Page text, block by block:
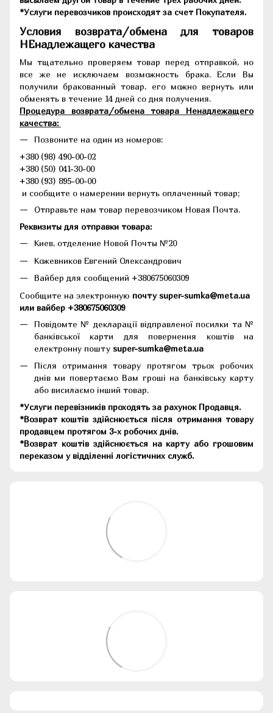
*Услуги перевозчиков происходят за счет Покупателя.
Условия возврата/обмена для товаров
НЕнадлежащего качества
Мы тщательно проверяем товар перед отправкой, но
все же не исключаем возможность брака. Если Вы
получили бракованный товар, его можно вернуть или
обменять в течение 14 дней со дня получения.
Процедура возврата/обмена товара Ненадлежащего
качества:
Позвоните на один из номеров:
+380 (98) 490-00-02
+380 (50) 041-30-00
+380 (93) 895-00-00
и сообщите о намерении вернуть оплаченный товар;
Отправьте нам товар перевозчиком Новая Почта.
Реквизиты для отправки товара:
Киев, отделение Новой Почты №20
Кожевников Евгений Олександрович
Вайбер для сообщений +380675060309
Сообщите на электронную почту super-sumka@meta.ua
или вайбер +380675060309
Повідомте № декларації відправленої посилки та №
банківської карти для повернення коштів на
електронну пошту super-sumka@meta.ua
Після отримання товару протягом трьох робочих
днів ми повертаємо Вам гроші на банківську карту
або висилаємо інший товар.
*Услуги перевізників проходять за рахунок Продавця.
*Возврат коштів здійснюється після отримання товару
продавцем протягом 3-х робочих днів.
*Возврат коштів здійснюється на карту або грошовим
переказом у відділенні логістичних служб.